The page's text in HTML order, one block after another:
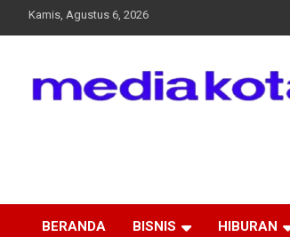
Kamis, Agustus 6, 2026
BERANDA BISNIS HIBURAN